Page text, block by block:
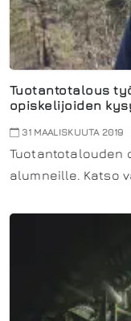
Tuotantotalous
opiskelijoiden
31 MAALISKUUTA 2019
Tuotantotalouden
alumneille. Katso